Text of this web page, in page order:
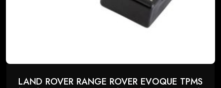
LAND ROVER RANGE ROVER EVOQUE TPMS